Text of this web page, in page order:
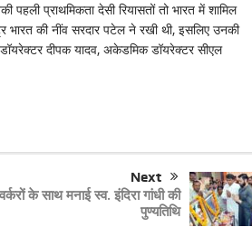
प्राथमिकता देसी रियासतों तो भारत में शामिल
भारत की नींव सरदार पटेल ने रखी थी, इसलिए उनकी
दीपक यादव, अकेडमिक डॉयरेक्टर सीएल
Next
के साथ मनाई स्व. इंदिरा गांधी की
पुण्यतिथि